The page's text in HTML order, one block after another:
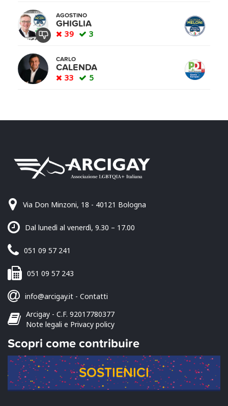
AGOSTINO
GHIGLIA
39 3
CARLO
CALENDA
33 5
Via Don Minzoni, 18 - 40121 Bologna
Dal lunedì al venerdì, 9.30 – 17.00
051 09 57 241
051 09 57 243
info@arcigay.it - Contatti
Arcigay - C.F. 92017780377
Note legali e Privacy policy
Scopri come contribuire
SOSTIENICI